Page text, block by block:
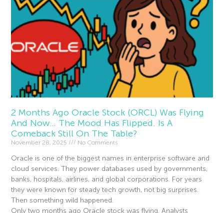
2 Months Ago Oracle Stock (ORCL) Was Flying
And Now… The Mood Has Flipped. Is A
Comeback Still On The Table?
November 28, 2025 No Comments
Oracle is one of the biggest names in enterprise software and
cloud services. They power databases used by governments,
banks, hospitals, airlines, and global corporations. For years
they were known for steady tech growth, not big surprises.
Then something wild happened.
Only two months ago Oracle stock was flying. Analysts